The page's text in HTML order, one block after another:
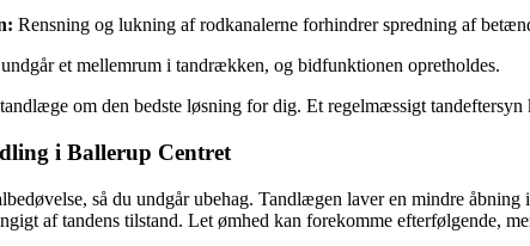
Rensning og lukning af rodkanalerne forhindrer spredning af
et mellemrum i tandrækken, og bidfunktionen opretholdes.
om den bedste løsning for dig. Et regelmæssigt
i Ballerup Centret
så du undgår ubehag. Tandlægen laver en mindre
af tandens tilstand. Let ømhed kan forekomme efterfølgende,